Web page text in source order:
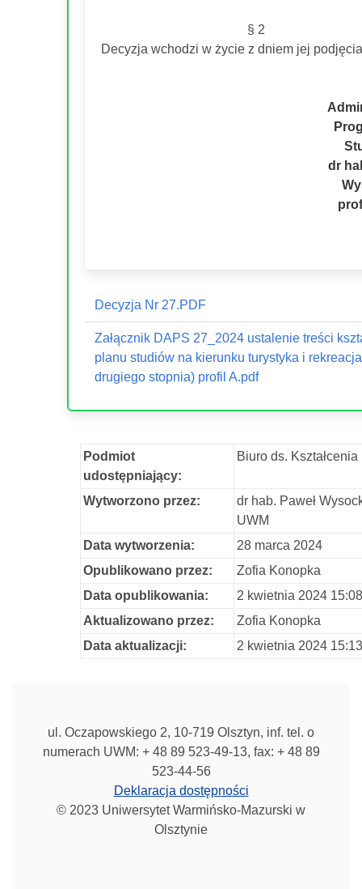
§ 2
Decyzja wchodzi w życie z dniem jej
dr
Decyzja Nr 27.PDF
Załącznik DAPS 27_2024 ustalenie treści
planu studiów na kierunku turystyka i
drugiego stopnia) profil A.pdf
Podmiot
udostępniający:
Biuro ds. Kształcenia
Wytworzono przez:
dr hab. Paweł
UWM
Data wytworzenia:
28 marca 2024
Opublikowano przez:
Zofia Konopka
Data opublikowania:
2 kwietnia 2024
Aktualizowano przez:
Zofia Konopka
Data aktualizacji:
2 kwietnia 2024
ul. Oczapowskiego 2, 10-719 Olsztyn, inf. tel. o
numerach UWM: + 48 89 523-49-13, fax: + 48 89
523-44-56
Deklaracja dostępności
© 2023 Uniwersytet Warmińsko-Mazurski w
Olsztynie